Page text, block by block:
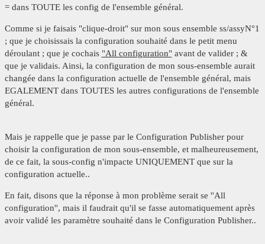
= dans TOUTE les config de l'ensemble général.
Comme si je faisais "clique-droit" sur mon sous ensemble ss/assyN°1
; que je choisissais la configuration souhaité dans le petit menu
déroulant ; que je cochais "All configuration"avant de valider ; &
que je validais. Ainsi, la configuration de mon sous-ensemble aurait
changée dans la configuration actuelle de l'ensemble général, mais
EGALEMENT dans TOUTES les autres configurations de l'ensemble
général.
Mais je rappelle que je passe par le Configuration Publisher pour
choisir la configuration de mon sous-ensemble, et malheureusement,
de ce fait, la sous-config n'impacte UNIQUEMENT que sur la
configuration actuelle..
En fait, disons que la réponse à mon problème serait se ''All
configuration'', mais il faudrait qu'il se fasse automatiquement après
avoir validé les paramètre souhaité dans le Configuration Publisher..